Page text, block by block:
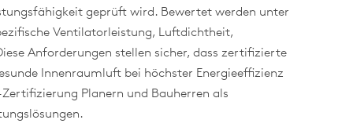
geprüft wird. Bewertet werden unter
Ventilatorleistung, Luftdichtheit,
Anforderungen stellen sicher, dass zertifizierte
Innenraumluft bei höchster Energieeffizienz
Planern und Bauherren als